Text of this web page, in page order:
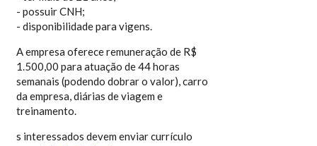
- possuir CNH;
- disponibilidade para vigens.
A empresa oferece remuneração de R$
1.500,00 para atuação de 44 horas
semanais (podendo dobrar o valor), carro
da empresa, diárias de viagem e
treinamento.
s interessados devem enviar currículo